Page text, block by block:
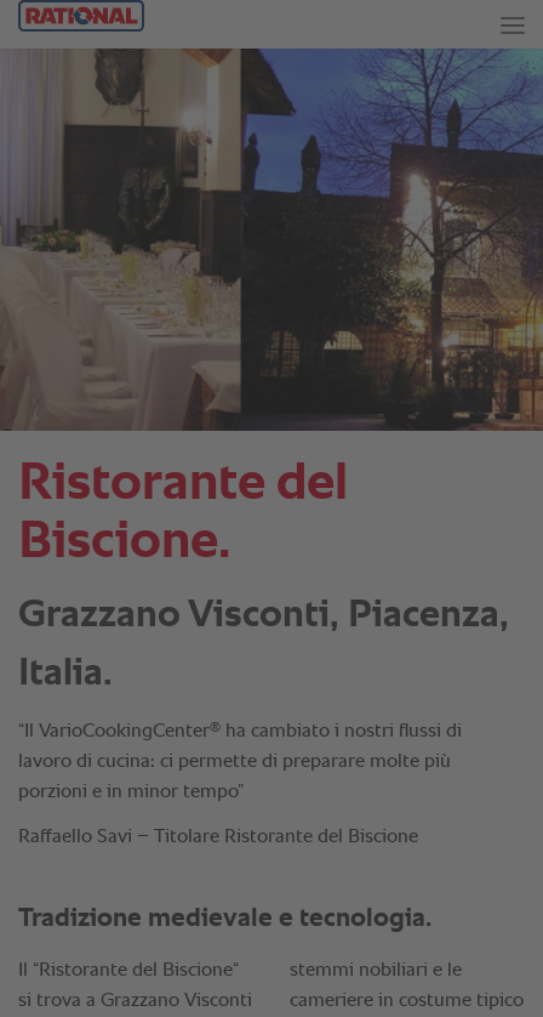
Ristorante del
Biscione.
Grazzano Visconti, Piacenza,
Italia.
“Il VarioCookingCenter® ha cambiato i nostri flussi di
lavoro di cucina: ci permette di preparare molte più
porzioni e in minor tempo”
Raffaello Savi – Titolare Ristorante del Biscione